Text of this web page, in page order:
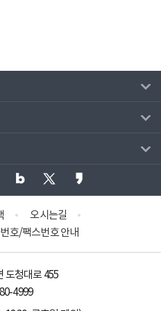
오시는길
호/팩스번호 안내
도청대로 455
4999